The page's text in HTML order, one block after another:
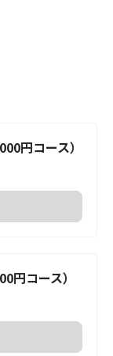
円コース）
円コース）